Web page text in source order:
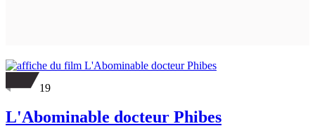
19
L'Abominable docteur Phibes